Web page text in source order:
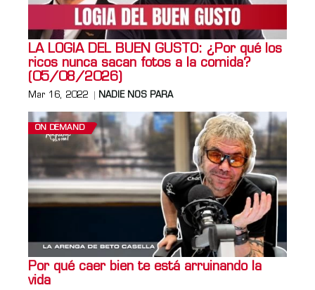
LA LOGIA DEL BUEN GUSTO: ¿Por qué los
ricos nunca sacan fotos a la comida?
(05/08/2026)
Mar 16, 2022 NADIE NOS PARA
ON DEMAND
Por qué caer bien te está arruinando la
vida